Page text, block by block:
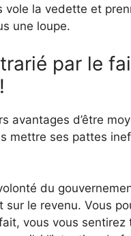
vole la vedette et
une loupe.
par le
avantages d’être
mettre ses pattes
du
sur le revenu. Vous
vous vous